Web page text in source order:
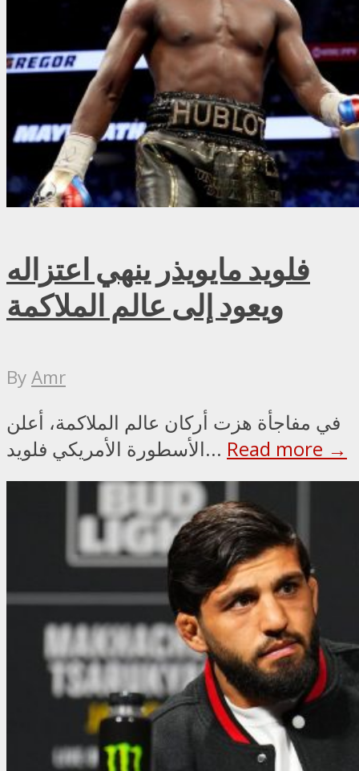
فلويد مايويذر ينهي اعتزاله
ويعود إلى عالم الملاكمة
ByAmr
في مفاجأة هزت أركان عالم الملاكمة، أعلن
الأسطورة الأمريكي فلويد... Read more →